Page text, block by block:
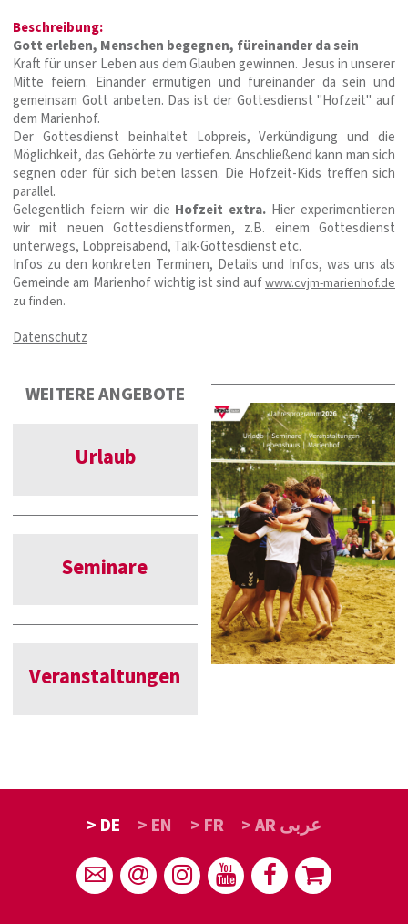
Beschreibung:
Gott erleben, Menschen begegnen, füreinander da sein
Kraft für unser Leben aus dem Glauben gewinnen. Jesus in unserer
Mitte feiern. Einander ermutigen und füreinander da sein und
gemeinsam Gott anbeten. Das ist der Gottesdienst "Hofzeit" auf
dem Marienhof.
Der Gottesdienst beinhaltet Lobpreis, Verkündigung und die
Möglichkeit, das Gehörte zu vertiefen. Anschließend kann man sich
segnen oder für sich beten lassen. Die Hofzeit-Kids treffen sich
parallel.
Gelegentlich feiern wir die Hofzeit extra. Hier experimentieren
wir mit neuen Gottesdienstformen, z.B. einem Gottesdienst
unterwegs, Lobpreisabend, Talk-Gottesdienst etc.
Infos zu den konkreten Terminen, Details und Infos, was uns als
Gemeinde am Marienhof wichtig ist sind aufwww.cvjm-marienhof.de
zu finden.
Datenschutz
WEITERE ANGEBOTE
Urlaub
Seminare
Veranstaltungen
> DE > EN > FR > AR عربى